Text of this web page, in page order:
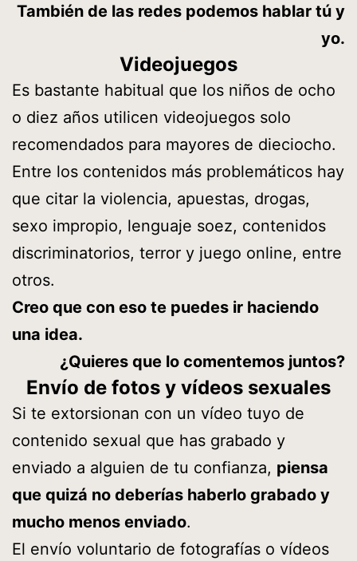
También de las redes podemos hablar tú y
yo.
Videojuegos
Es bastante habitual que los niños de ocho
o diez años utilicen videojuegos solo
recomendados para mayores de dieciocho.
Entre los contenidos más problemáticos hay
que citar la violencia, apuestas, drogas,
sexo impropio, lenguaje soez, contenidos
discriminatorios, terror y juego online, entre
otros.
Creo que con eso te puedes ir haciendo
una idea.
¿Quieres que lo comentemos juntos?
Envío de fotos y vídeos sexuales
Si te extorsionan con un vídeo tuyo de
contenido sexual que has grabado y
enviado a alguien de tu confianza, piensa
que quizá no deberías haberlo grabado y
mucho menos enviado.
El envío voluntario de fotografías o vídeos